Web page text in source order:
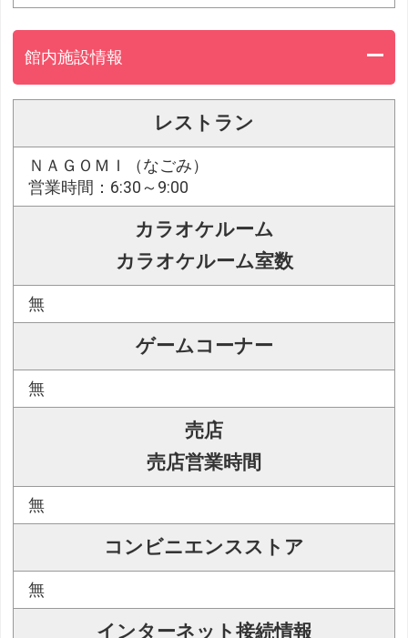
館内施設情報
レストラン
ＮＡＧＯＭＩ（なごみ）
営業時間：6:30～9:00
カラオケルーム
カラオケルーム室数
無
ゲームコーナー
無
売店
売店営業時間
無
コンビニエンスストア
無
インターネット接続情報